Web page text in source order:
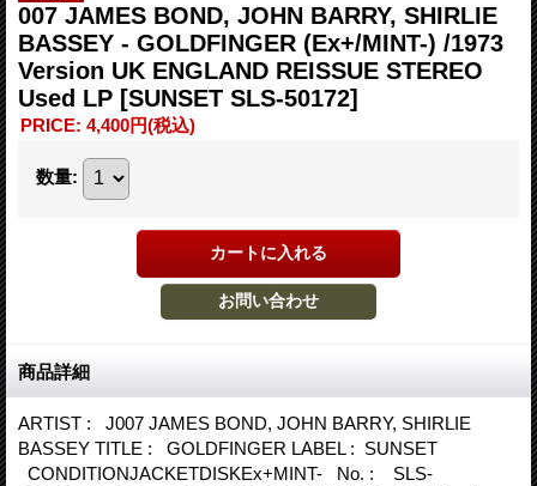
007 JAMES BOND, JOHN BARRY, SHIRLIE
BASSEY - GOLDFINGER (Ex+/MINT-) /1973
Version UK ENGLAND REISSUE STEREO
Used LP [SUNSET SLS-50172]
PRICE: 4,400円(税込)
数量:
商品詳細
ARTIST : J007 JAMES BOND, JOHN BARRY, SHIRLIE
BASSEY TITLE : GOLDFINGER LABEL : SUNSET
CONDITIONJACKETDISKEx+MINT- No. : SLS-